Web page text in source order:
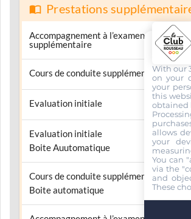
Prestations
Accompagnement à l’examen
supplémentaire
Cours de conduite supplémentaire
Evaluation initiale
Evaluation initiale
Boite Auutomatique
Cours de conduite supplémentaire
Boite automatique
With our
on your
your
this
obtained
allows
your
You can
via the
and
These